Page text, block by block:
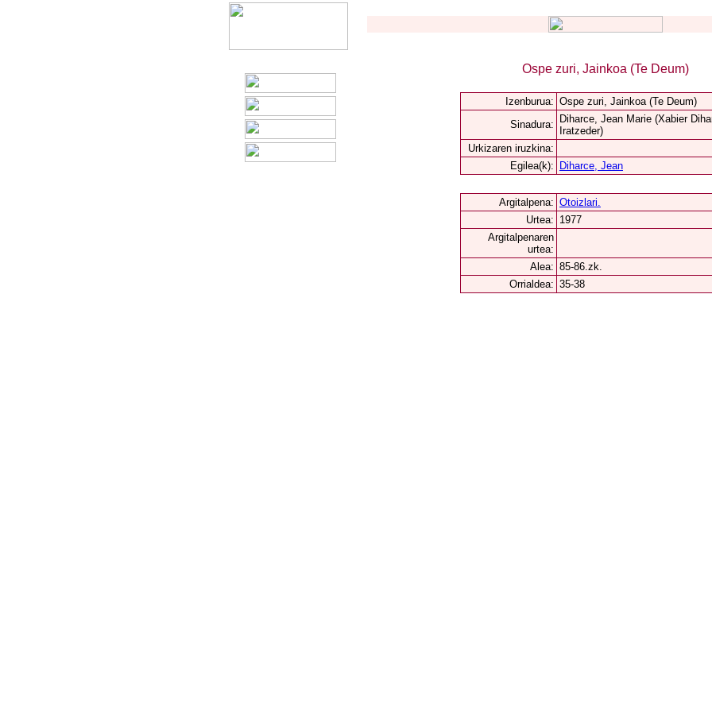
Ospe zuri, Jainkoa (Te Deum)
Izenburua: Ospe zuri, Jainkoa (Te Deum)
Sinadura:
Diharce, Jean Marie (Xabier
Iratzeder)
Urkizaren iruzkina:
Egilea(k):
Diharce, Jean
Argitalpena: Otoizlari.
Urtea: 1977
Argitalpenaren
urtea:
Alea: 85-86.zk.
Orrialdea: 35-38